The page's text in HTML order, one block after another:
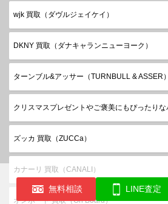
wjk 買取（ダヴルジェイケイ）
DKNY 買取（ダナキャランニューヨーク）
ターンブル&アッサー（TURNBULL & ASSER
クリスマスプレゼントやご褒美にもぴったり
ズッカ 買取（ZUCCa）
カナーリ 買取（CANALI）
オンボード 買取（On Board）
無料相談 LINE査定